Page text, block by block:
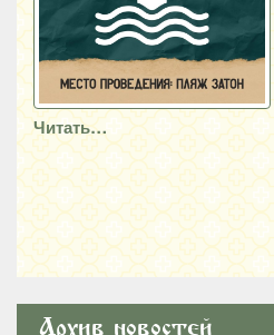
Читать…
Архив новостей